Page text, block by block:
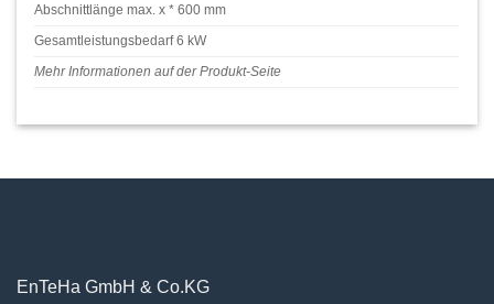
Abschnittlänge max. x * 600 mm
Gesamtleistungsbedarf 6 kW
Mehr Informationen auf der Produkt-Seite
EnTeHa GmbH & Co.KG